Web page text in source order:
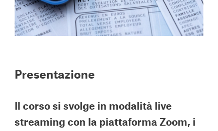
Presentazione
Il corso si svolge in modalità live
streaming con la piattaforma Zoom, i